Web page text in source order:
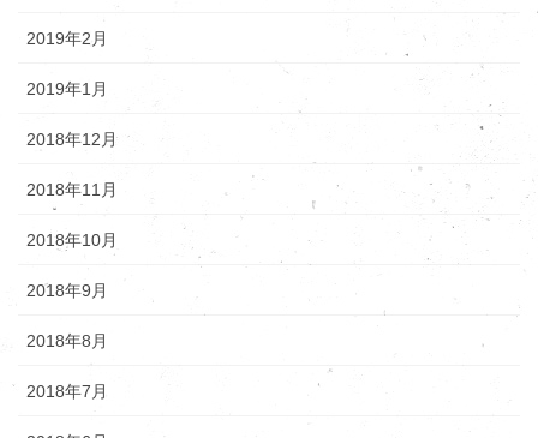
2019年2月
2019年1月
2018年12月
2018年11月
2018年10月
2018年9月
2018年8月
2018年7月